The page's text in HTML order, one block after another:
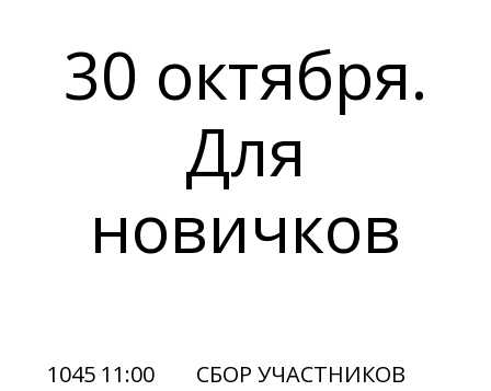
30 октября.
Для
новичков
1045 11:00 СБОР УЧАСТНИКОВ